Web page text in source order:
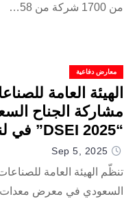
من 1700 شركة من 58…
معارض دفاعية
الهيئة العامة
مشاركة الجناح
“DSEI 2025” في لندن
Sep 5, 2025
تنظّم الهيئة العامة